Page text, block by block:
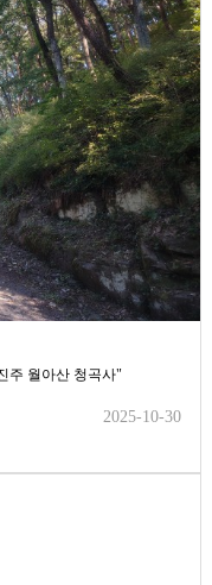
주 월아산 청곡사"
2025-10-30